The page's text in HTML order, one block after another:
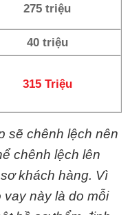
275 triệu
40 triệu
315 Triệu
sẽ chênh lệch nên
chênh lệch lên
khách hàng. Vì
này là do mỗi